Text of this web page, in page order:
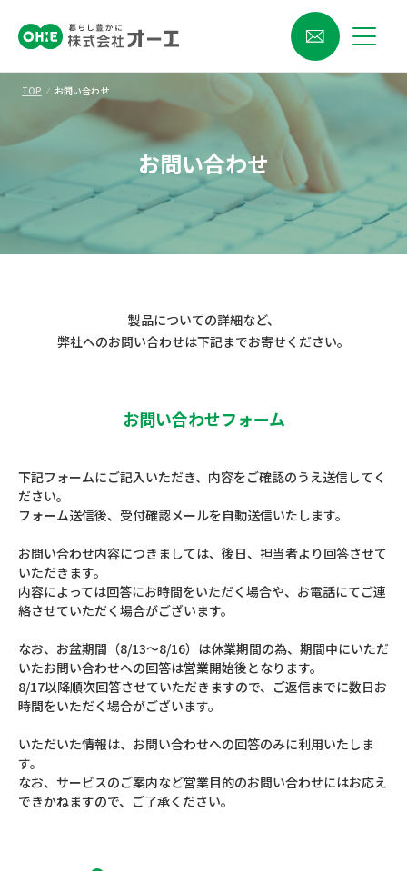
TOP ⁄ お問い合わせ
お問い合わせ
製品についての詳細など、
弊社へのお問い合わせは下記までお寄せください。
お問い合わせフォーム
下記フォームにご記入いただき、内容をご確認のうえ送信してく
ださい。
フォーム送信後、受付確認メールを自動送信いたします。
お問い合わせ内容につきましては、後日、担当者より回答させて
いただきます。
内容によっては回答にお時間をいただく場合や、お電話にてご連
絡させていただく場合がございます。
なお、お盆期間（8/13～8/16）は休業期間の為、期間中にいただ
いたお問い合わせへの回答は営業開始後となります。
8/17以降順次回答させていただきますので、ご返信までに数日お
時間をいただく場合がございます。
いただいた情報は、お問い合わせへの回答のみに利用いたしま
す。
なお、サービスのご案内など営業目的のお問い合わせにはお応え
できかねますので、ご了承ください。